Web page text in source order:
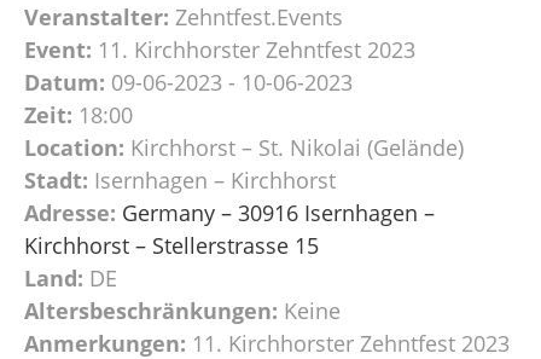
Veranstalter: Zehntfest.Events
Event: 11. Kirchhorster Zehntfest 2023
Datum: 09-06-2023 - 10-06-2023
Zeit: 18:00
Location: Kirchhorst – St. Nikolai (Gelände)
Stadt: Isernhagen – Kirchhorst
Adresse: Germany – 30916 Isernhagen –
Kirchhorst – Stellerstrasse 15
Land: DE
Altersbeschränkungen: Keine
Anmerkungen: 11. Kirchhorster Zehntfest 2023